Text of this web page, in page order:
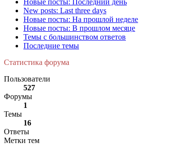
New posts: Last three days
Новые посты: На прошлой неделе
Новые посты: В прошлом месяце
Темы с большинством ответов
Последние темы
Статистика форума
Пользователи
527
Форумы
1
Темы
16
Ответы
Метки тем